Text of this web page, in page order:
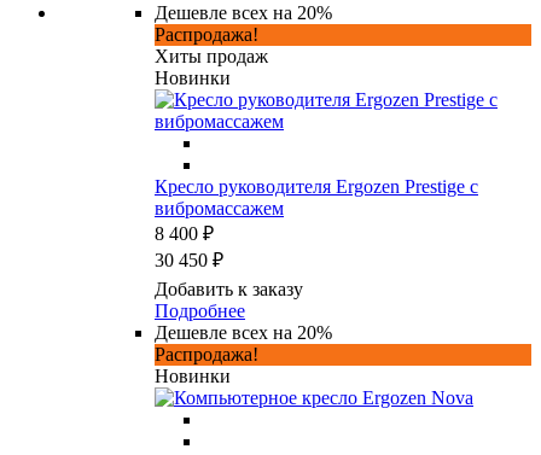
Дешевле всех на 20%
Распродажа!
Хиты продаж
Новинки
Кресло руководителя Ergozen Prestige с
вибромассажем
8 400 ₽
30 450 ₽
Добавить к заказу
Подробнее
Дешевле всех на 20%
Распродажа!
Новинки